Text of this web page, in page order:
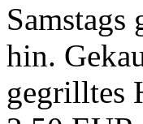
hin.
gegrilltes